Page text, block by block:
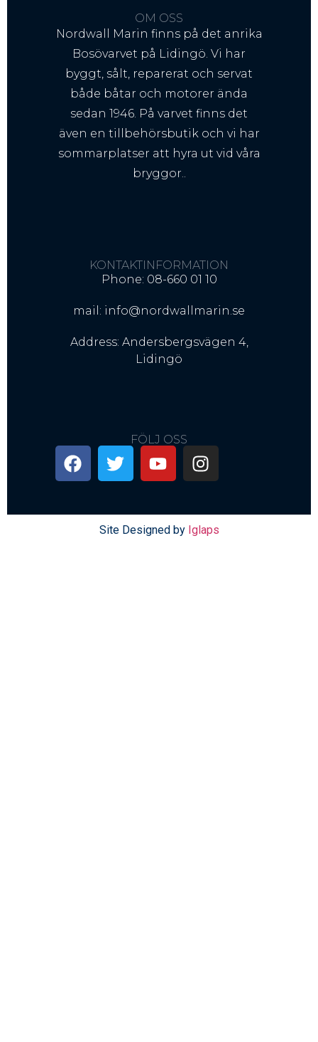
OM OSS
Nordwall Marin finns på det anrika
Bosövarvet på Lidingö. Vi har
byggt, sålt, reparerat och servat
både båtar och motorer ända
sedan 1946. På varvet finns det
även en tillbehörsbutik och vi har
sommarplatser att hyra ut vid våra
bryggor..
KONTAKTINFORMATION
Phone: 08-660 01 10
mail: info@nordwallmarin.se
Address: Andersbergsvägen 4,
Lidingö
FÖLJ OSS
Site Designed by Iglaps